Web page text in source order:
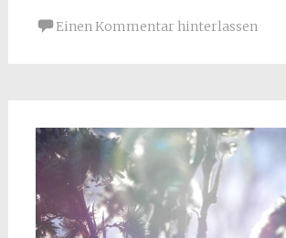
Einen Kommentar hinterlassen